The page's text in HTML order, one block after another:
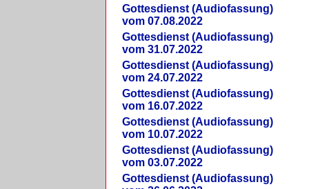
Gottesdienst (Audiofassung)
vom 07.08.2022
Gottesdienst (Audiofassung)
vom 31.07.2022
Gottesdienst (Audiofassung)
vom 24.07.2022
Gottesdienst (Audiofassung)
vom 16.07.2022
Gottesdienst (Audiofassung)
vom 10.07.2022
Gottesdienst (Audiofassung)
vom 03.07.2022
Gottesdienst (Audiofassung)